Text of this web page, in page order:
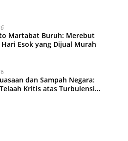
Martabat Buruh: Merebut
Esok yang Dijual Murah
dan Sampah Negara:
Kritis atas Turbulensi